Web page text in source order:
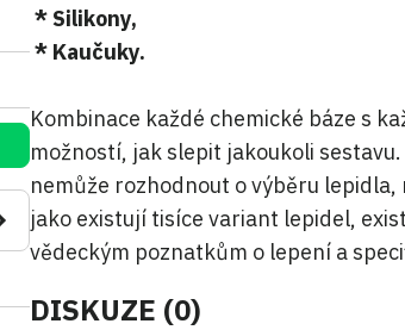
* Silikony,
* Kaučuky.
Kombinace každé chemické báze s
možností, jak slepit jakoukoli
nemůže rozhodnout o výběru
jako existují tisíce variant lepidel,
vědeckým poznatkům o lepení a
DISKUZE (0)